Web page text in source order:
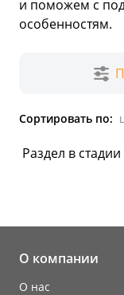
и поможем с
особенностям.
Сортировать по:
Раздел в
О компании
О нас